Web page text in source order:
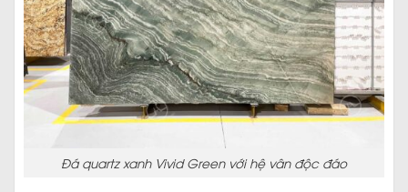
Đá quartz xanh Vivid Green với hệ vân độc đáo